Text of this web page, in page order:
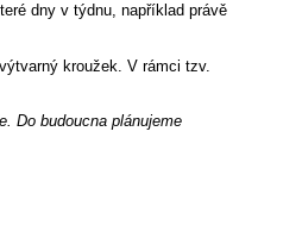
dny v týdnu, například právě
kroužek. V rámci tzv.
Do budoucna plánujeme